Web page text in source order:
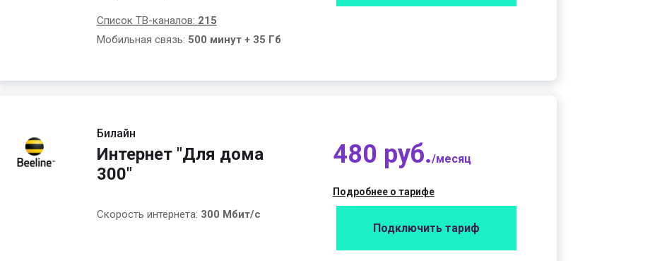
Список ТВ-каналов: 215
Мобильная связь: 500 минут + 35 Гб
Билайн
Интернет "Для дома
300"
Скорость интернета: 300 Мбит/с
480 руб./месяц
Подробнее о тарифе
Подключить тариф